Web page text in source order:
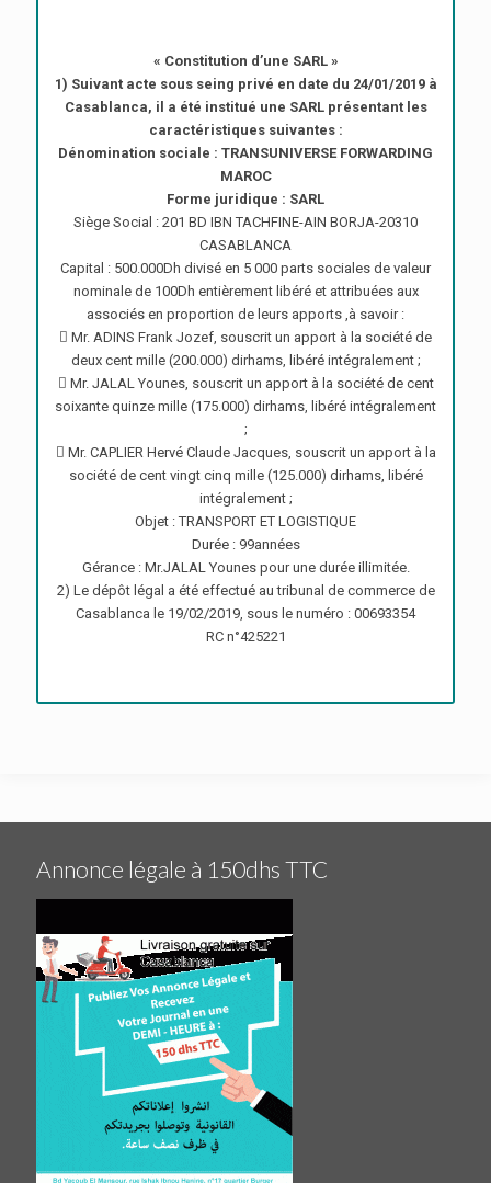
« Constitution d’une SARL »
1) Suivant acte sous seing privé en date du 24/01/2019 à
Casablanca, il a été institué une SARL présentant les
caractéristiques suivantes :
Dénomination sociale : TRANSUNIVERSE FORWARDING
MAROC
Forme juridique : SARL
Siège Social : 201 BD IBN TACHFINE-AIN BORJA-20310
CASABLANCA
Capital : 500.000Dh divisé en 5 000 parts sociales de valeur
nominale de 100Dh entièrement libéré et attribuées aux
associés en proportion de leurs apports ,à savoir :
 Mr. ADINS Frank Jozef, souscrit un apport à la société de
deux cent mille (200.000) dirhams, libéré intégralement ;
 Mr. JALAL Younes, souscrit un apport à la société de cent
soixante quinze mille (175.000) dirhams, libéré intégralement
;
 Mr. CAPLIER Hervé Claude Jacques, souscrit un apport à la
société de cent vingt cinq mille (125.000) dirhams, libéré
intégralement ;
Objet : TRANSPORT ET LOGISTIQUE
Durée : 99années
Gérance : Mr.JALAL Younes pour une durée illimitée.
2) Le dépôt légal a été effectué au tribunal de commerce de
Casablanca le 19/02/2019, sous le numéro : 00693354
RC n°425221
Annonce légale à 150dhs TTC